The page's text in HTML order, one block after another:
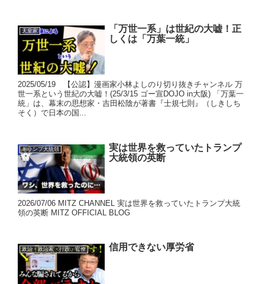
天皇家
「万世一系」は世紀の大嘘！正
しくは「万葉一統」
2025/05/19 【公認】漫画家小林よしのり切り抜きチャンネル 万
世一系という世紀の大嘘！(25/3/15 ゴー宣DOJO in大阪) 「万葉一
統」は、幕末の思想家・吉田松陰が著書『士規七則』（しきしち
そく）で日本の国...
トランプ大統領
実は世界を救っていたトランプ
大統領の英断
2026/07/06 MITZ CHANNEL 実は世界を救っていたトランプ大統
領の英断 MITZ OFFICIAL BLOG
政治・政治家・行政・官僚 信用できない厚労省